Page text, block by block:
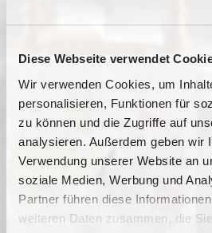
Diese Webseite verwendet
Wir verwenden Cookies, um
personalisieren, Funktionen für
zu können und die Zugriffe auf
analysieren. Außerdem geben wir
Verwendung unserer Website an
soziale Medien, Werbung und
Partner führen diese
weiteren Daten zusammen, die
Dies könnte